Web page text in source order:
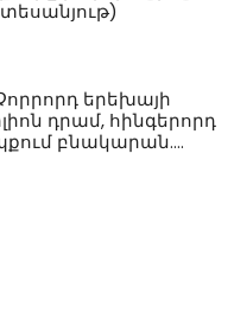
երեխայի
դրամ, հինգերորդ
բնակարան.